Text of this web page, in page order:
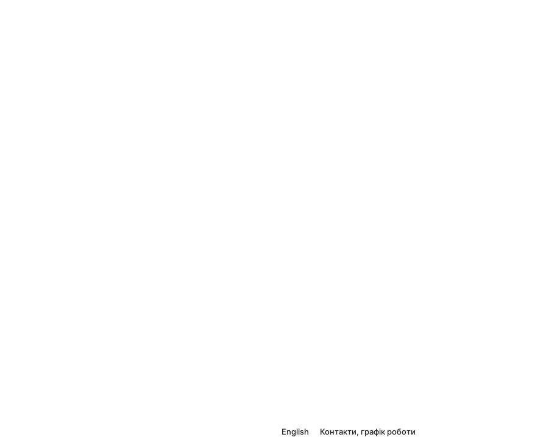
English Контакти, графік роботи